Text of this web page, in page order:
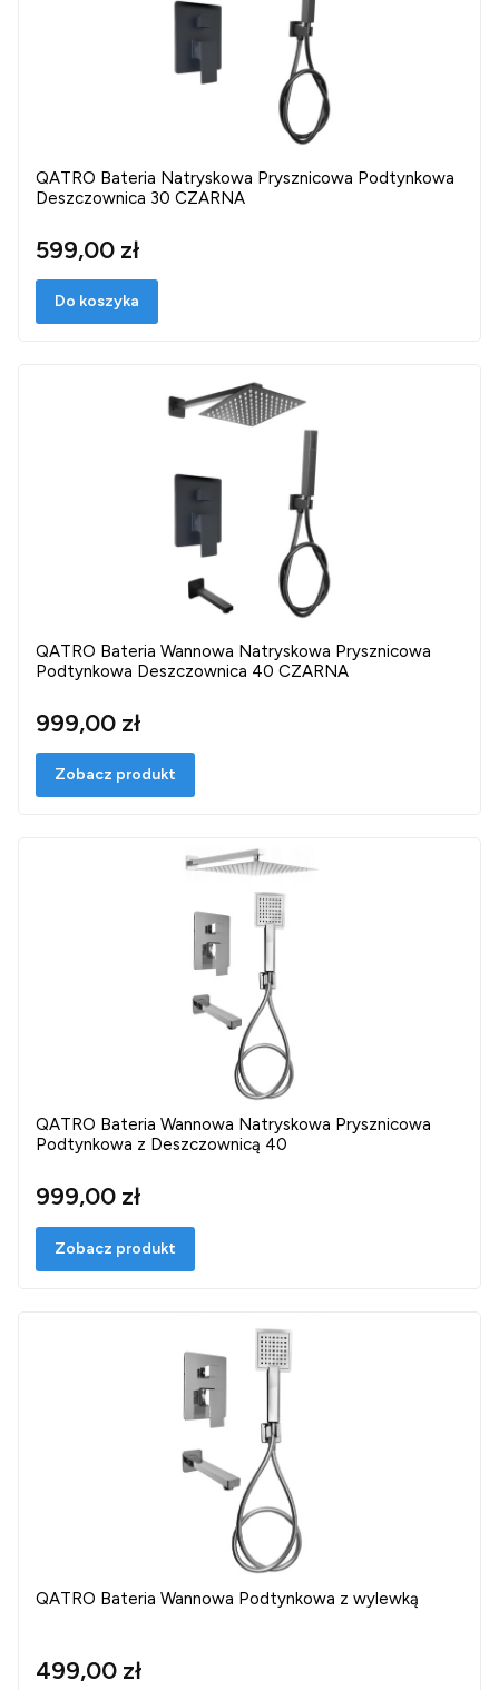
QATRO Bateria Natryskowa Prysznicowa Podtynkowa
Deszczownica 30 CZARNA
599,00 zł
Do koszyka
QATRO Bateria Wannowa Natryskowa Prysznicowa
Podtynkowa Deszczownica 40 CZARNA
999,00 zł
Zobacz produkt
QATRO Bateria Wannowa Natryskowa Prysznicowa
Podtynkowa z Deszczownicą 40
999,00 zł
Zobacz produkt
QATRO Bateria Wannowa Podtynkowa z wylewką
499,00 zł